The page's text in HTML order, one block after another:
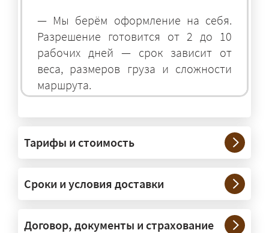
— Мы берём оформление на себя.
Разрешение готовится от 2 до 10
рабочих дней — срок зависит от
веса, размеров груза и сложности
маршрута.
— На тралах и низкорамниках —
платформах, рассчитанных на
крупногабаритную технику и
конструкции. Транспорт подбираем
под конкретные размеры и вес груза.
Тарифы и стоимость
Сроки и условия доставки
Договор, документы и страхование